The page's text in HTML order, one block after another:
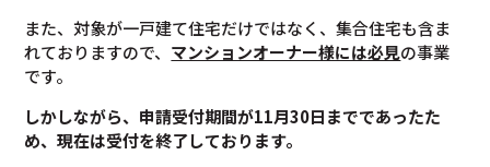
また、対象が一戸建て住宅だけではなく、集合住宅も含ま
れておりますので、 マンションオーナー様には必見の事業
です。
しかしながら、申請受付期間が11月30日までであったた
め、現在は受付を終了しております。